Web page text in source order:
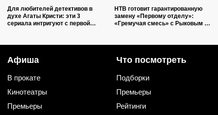
Для любителей детективов в
духе Агаты Кристи: эти 3
сериала интригуют с первой
НТВ готовит гарантированную
замену «Первому отделу»:
«Гремучая смесь» с Рыковым и
Афиша
В прокате
Кинотеатры
Премьеры
Что посмотреть
Подборки
Премьеры
Рейтинги